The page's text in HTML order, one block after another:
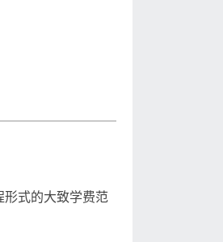
形式的大致学费范